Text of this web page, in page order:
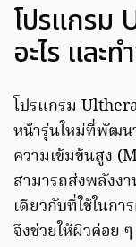
โปรแกรม
อะไร และ
โปรแกรม
หน้ารุ่นใหม่ที่พัฒน
ความเข้มข้นสูง
สามารถส่งพลังง
เดียวกับที่ใช้ในก
จึงช่วยให้ผิวค่อย